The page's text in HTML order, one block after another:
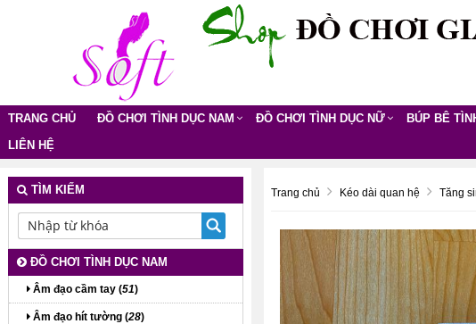
TRANG CHỦ ĐỒ CHƠI TÌNH DỤC NAM ĐỒ CHƠI TÌNH DỤC NỮ BÚP BÊ
LIÊN HỆ
Trang chủ Kéo dài quan hệ Tăng
TÌM KIẾM
ĐỒ CHƠI TÌNH DỤC NAM
Âm đạo cầm tay (51)
Âm đạo hít tường (28)